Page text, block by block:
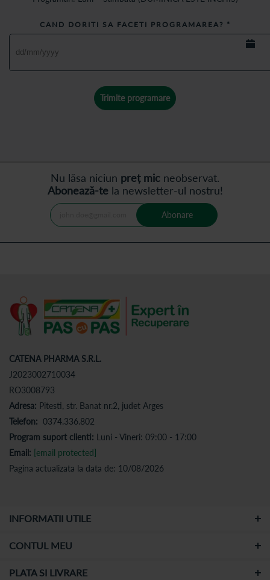
CAND DORITI SA FACETI PROGRAMAREA? *
Trimite programare
Nu lăsa niciun preț mic neobservat.
Abonează-tela newsletter-ul nostru!
Abonare
CATENA PHARMA S.R.L.
J2023002710034
RO3008793
Adresa: Pitesti, str. Banat nr.2, judet Arges
Telefon: 0374.336.802
Program suport clienti: Luni - Vineri: 09:00 - 17:00
Email: [email protected]
Pagina actualizata la data de: 10/08/2026
INFORMATII UTILE
CONTUL MEU
PLATA SI LIVRARE